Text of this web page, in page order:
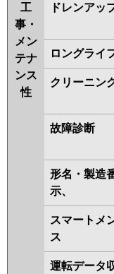
工
事・
メン
テナ
ンス
性
ドレンアッ
ロングライ
クリーニン
故障診断
形名・製造
示、
スマートメ
ス
運転データ